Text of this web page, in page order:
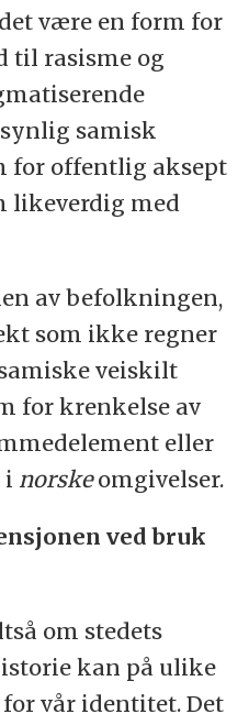
være en form for
til rasisme og
samisk
for offentlig aksept
likeverdig med
av befolkningen,
som ikke regner
veiskilt
for krenkelse av
eller
i norskeomgivelser.
ved bruk
om stedets
kan på ulike
vår identitet. Det